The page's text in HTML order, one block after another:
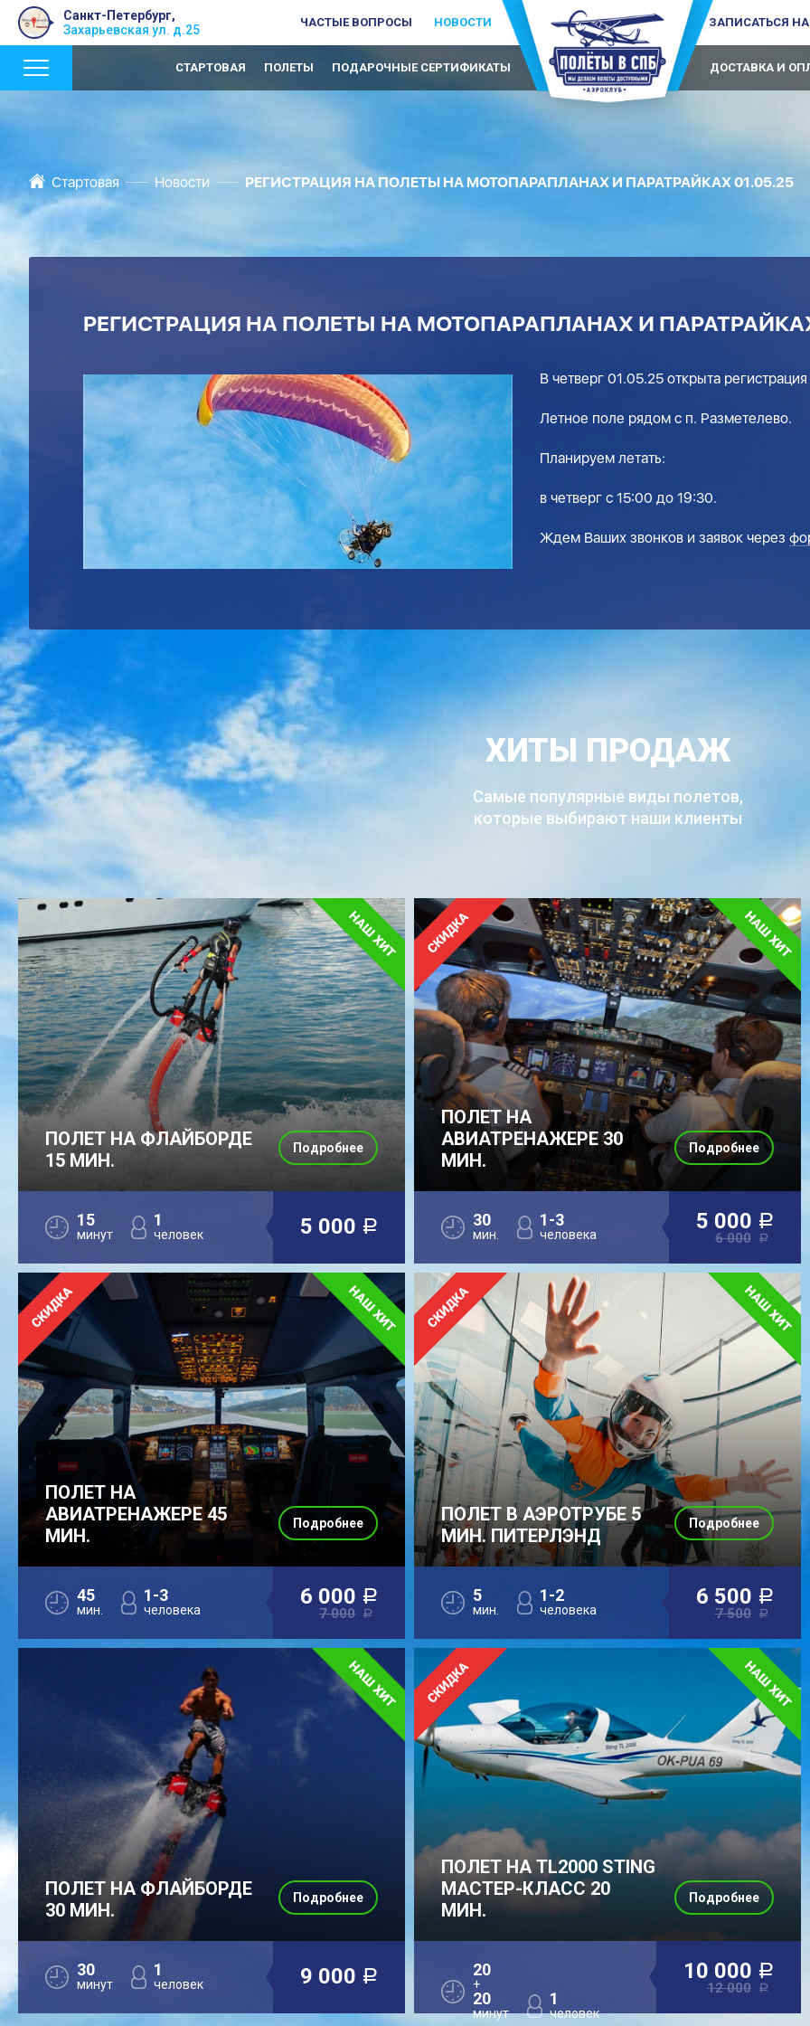
Санкт-Петербург,
Захарьевская ул. д.25
ЧАСТЫЕ ВОПРОСЫ НОВОСТИ ЗАПИСАТЬСЯ
СТАРТОВАЯ ПОЛЕТЫ ПОДАРОЧНЫЕ СЕРТИФИКАТЫ ДОСТАВКА И
Стартовая Новости РЕГИСТРАЦИЯ НА ПОЛЕТЫ НА МОТОПАРАПЛАНАХ И ПАРАТРАЙКАХ 01.05.25
РЕГИСТРАЦИЯ НА ПОЛЕТЫ НА МОТОПАРАПЛАНАХ И
В четверг 01.05.25 открыта
Летное поле рядом с п. Разметелево.
Планируем летать:
в четверг с 15:00 до 19:30.
Ждем Ваших звонков и заявок через
ХИТЫ ПРОДАЖ
Самые популярные виды полетов,
которые выбирают наши клиенты
ПОЛЕТ НА ФЛАЙБОРДЕ
15 МИН.
15
минут
1
человек 5 000 a
Подробнее
ПОЛЕТ НА
АВИАТРЕНАЖЕРЕ 30
МИН.
30
мин.
1-3
человека
5 000 a
6 000 a
Подробнее
ПОЛЕТ НА
АВИАТРЕНАЖЕРЕ 45
МИН.
45
мин.
1-3
человека
6 000 a
7 000 a
Подробнее
ПОЛЕТ В АЭРОТРУБЕ 5
МИН. ПИТЕРЛЭНД
5
мин.
1-2
человека
6 500 a
7 500 a
Подробнее
ПОЛЕТ НА ФЛАЙБОРДЕ
30 МИН.
30
минут
1
человек 9 000 a
Подробнее
ПОЛЕТ НА TL2000 STING
МАСТЕР-КЛАСС 20
МИН.
20
+
20
минут
1
человек
10 000 a
12 000 a
Подробнее